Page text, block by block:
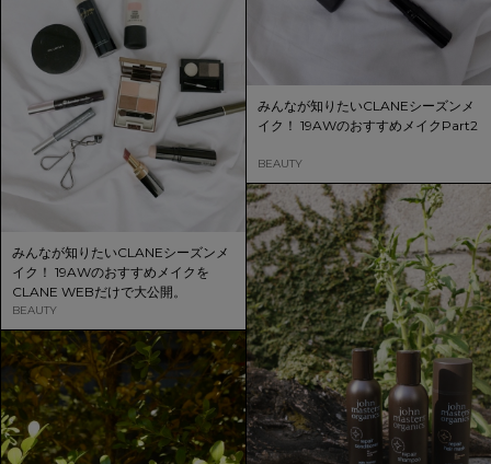
みんなが知りたいCLANEシーズンメ
イク！ 19AWのおすすめメイクPart2
BEAUTY
みんなが知りたいCLANEシーズンメ
イク！ 19AWのおすすめメイクを
CLANE WEBだけで大公開。
BEAUTY